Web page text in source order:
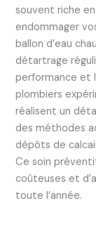
souvent riche
endommager
ballon d’eau
détartrage
performance et
plombiers
réalisent un
des méthodes
dépôts de
Ce soin
coûteuses et
toute l’année.